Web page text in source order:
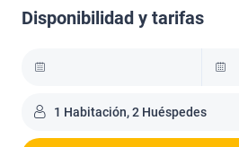
Disponibilidad y tarifas
1 Habitación, 2 Huéspedes